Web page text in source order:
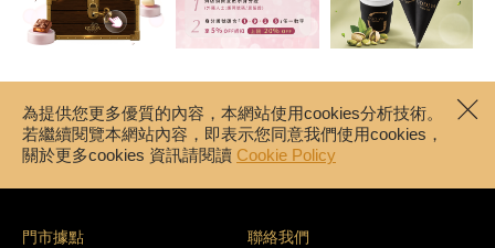
為提供您更多優質的內容，本網站使用cookies分析技術。
若繼續閱覽本網站內容，即表示您同意我們使用cookies，
關於更多cookies 資訊請閱讀 Cookie Policy
門市據點 聯絡我們